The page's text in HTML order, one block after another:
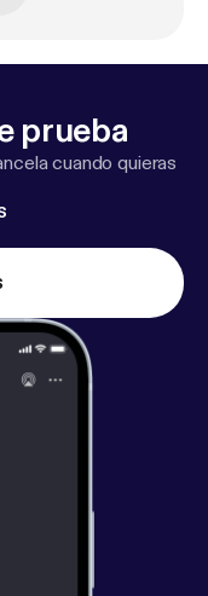
prueba
cuando quieras